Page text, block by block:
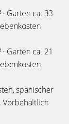
Garten ca. 33
Garten ca. 21
spanischer
Vorbehaltlich